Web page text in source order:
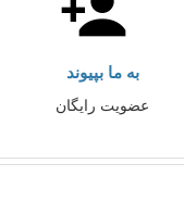
به ما بپیوند
عضویت رایگان